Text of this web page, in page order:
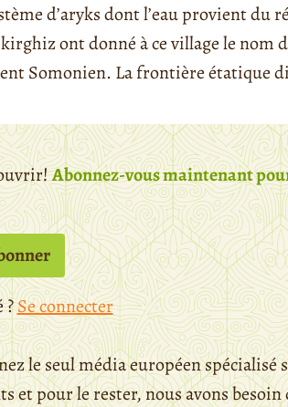
d’aryks dont l’eau provient du
ont donné à ce village le nom
Somonien. La frontière étatique
Abonnez-vous maintenant
?Se connecter
le seul média européen spécialisé
et pour le rester, nous avons besoin